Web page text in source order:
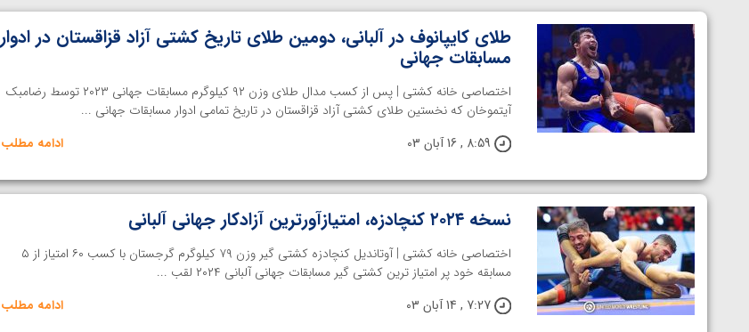
طلای کایپانوف در آلبانی، دومین طلای تاریخ کشتی آزاد قزاقستان در ادوار
مسابقات جهانی
اختصاصی خانه کشتی | پس از کسب مدال طلای وزن ۹۲ کیلوگرم مسابقات جهانی ۲۰۲۳ توسط رضامبک
آیتموخان که نخستین طلای کشتی آزاد قزاقستان در تاریخ تمامی ادوار مسابقات جهانی ...
8:59 , 16 آبان 03
ادامه مطلب
نسخه ۲۰۲۴ کنچادزه، امتیازآورترین آزادکار جهانی آلبانی
اختصاصی خانه کشتی | آوتاندیل کنچادزه کشتی گیر وزن ۷۹ کیلوگرم گرجستان با کسب ۶۰ امتیاز از ۵
مسابقه خود پر امتیاز ترین کشتی گیر مسابقات جهانی آلبانی ۲۰۲۴ لقب ...
7:27 , 14 آبان 03
ادامه مطلب